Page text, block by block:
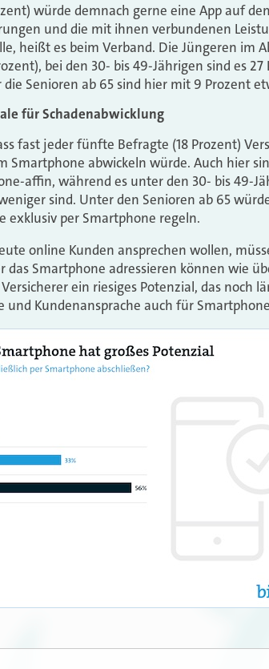
würde demnach gerne eine App auf
und die mit ihnen verbundenen
heißt es beim Verband. Die Jüngeren im
bei den 30- bis 49-Jährigen sind es
Senioren ab 65 sind hier mit 9 Prozent
für Schadenabwicklung
fast jeder fünfte Befragte (18 Prozent)
Smartphone abwickeln würde. Auch hier
affin, während es unter den 30- bis 49-
sind. Unter den Senioren ab 65
exklusiv per Smartphone regeln.
online Kunden ansprechen wollen,
das Smartphone adressieren können wie
ein riesiges Potenzial, das noch
und Kundenansprache auch für